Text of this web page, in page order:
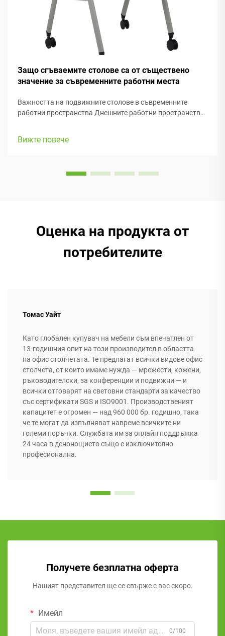
Защо сгъваемите столове са от съществено
значение за съвременните работни места
Важността на подвижните столове в съвременните
работни пространства Днешните работни пространства
преместването на нещата, когато трябва да се премине
Вижте повече
Оценка на продукта от
потребителите
Томас Уайт
Като глобален купувач на мебели съм впечатлен от
13-годишния опит на този производител в областта
на офис столчетата. Те предлагат всички видове офис
столчета, от които имаме нужда — мрежести, кожени,
ръководителски, за конференции и подвижни — и
всички отговарят на световни стандарти за качество
със сертификати SGS и ISO9001. Производственият
капацитет е огромен — над 960 000 бр. годишно, така
че те могат да изпълняват навреме всичките ни
големи поръчки. Службата им за онлайн поддръжка
24 часа в денонощието също е изключително
професионална.
Получете безплатна оферта
Нашият представител ще се свърже с вас скоро.
Имейл
0/100